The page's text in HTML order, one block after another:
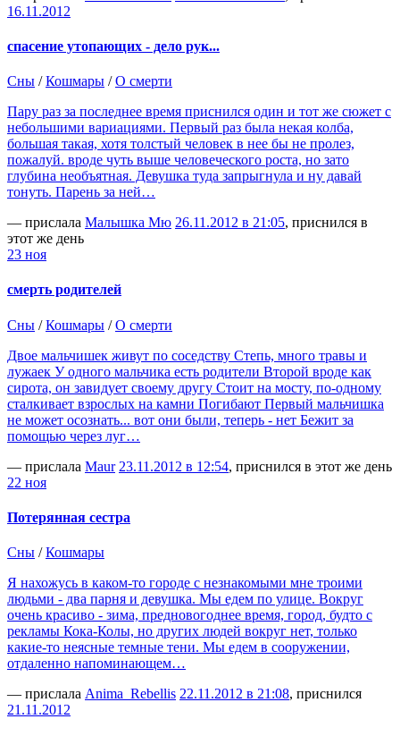
16.11.2012
спасение утопающих - дело рук...
Сны /Кошмары /О смерти
Пару раз за последнее время приснился один и тот же сюжет с
небольшими вариациями. Первый раз была некая колба,
большая такая, хотя толстый человек в нее бы не пролез,
пожалуй. вроде чуть выше человеческого роста, но зато
глубина необъятная. Девушка туда запрыгнула и ну давай
тонуть. Парень за ней…
— прислала Малышка Мю 26.11.2012 в 21:05, приснился в
этот же день
23 ноя
смерть родителей
Сны /Кошмары /О смерти
Двое мальчишек живут по соседству Степь, много травы и
лужаек У одного мальчика есть родители Второй вроде как
сирота, он завидует своему другу Стоит на мосту, по-одному
сталкивает взрослых на камни Погибают Первый мальчишка
не может осознать... вот они были, теперь - нет Бежит за
помощью через луг…
— прислала Maur 23.11.2012 в 12:54, приснился в этот же день
22 ноя
Потерянная сестра
Сны /Кошмары
Я нахожусь в каком-то городе с незнакомыми мне троими
людьми - два парня и девушка. Мы едем по улице. Вокруг
очень красиво - зима, предновогоднее время, город, будто с
рекламы Кока-Колы, но других людей вокруг нет, только
какие-то неясные темные тени. Мы едем в сооружении,
отдаленно напоминающем…
— прислала Anima_Rebellis 22.11.2012 в 21:08, приснился
21.11.2012